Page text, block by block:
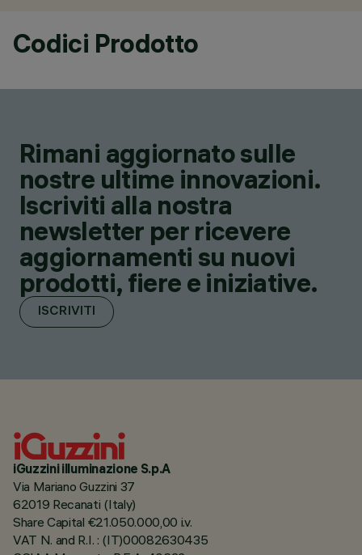
Codici Prodotto
Rimani aggiornato sulle
nostre ultime innovazioni.
Iscriviti alla nostra
newsletter per ricevere
aggiornamenti su nuovi
prodotti, fiere e iniziative.
ISCRIVITI
iGuzzini illuminazione S.p.A
Via Mariano Guzzini 37
62019 Recanati (Italy)
Share Capital €21.050.000,00 i.v.
VAT N. and R.I. : (IT)00082630435